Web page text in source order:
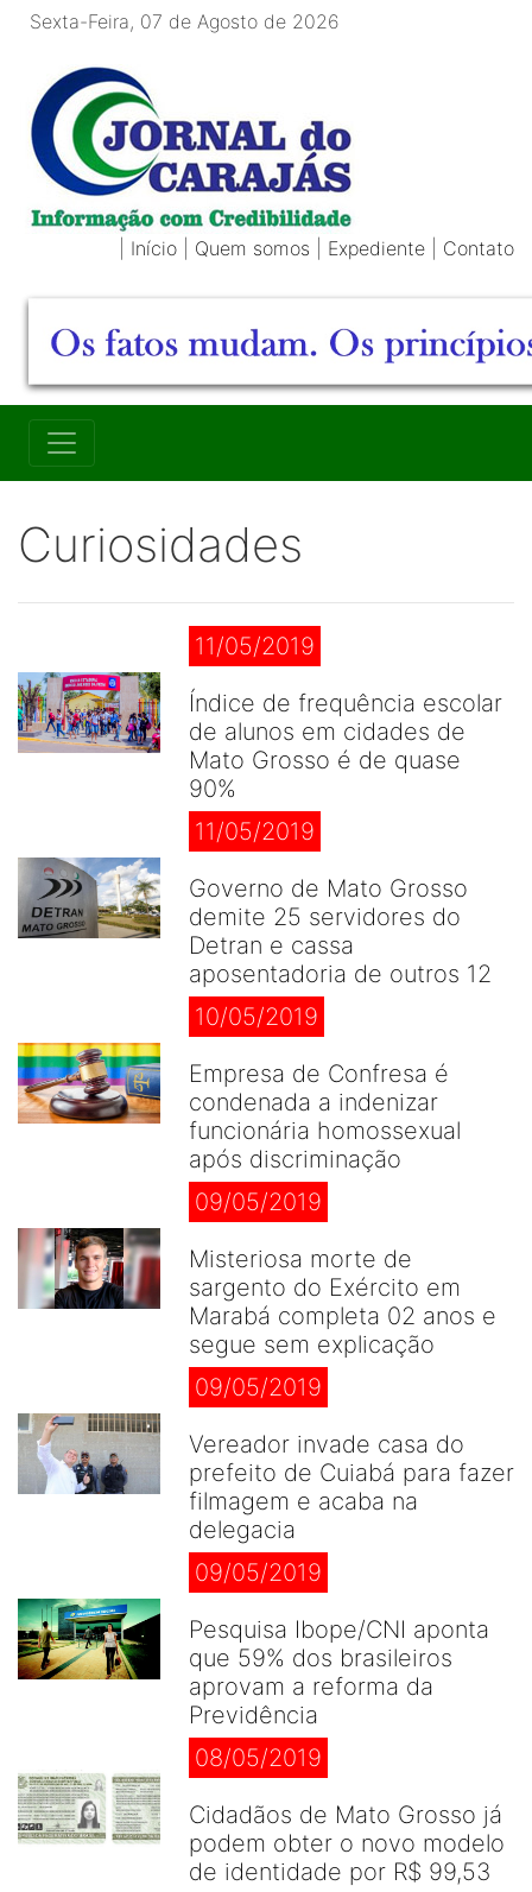
Sexta-Feira, 07 de Agosto de 2026
Início Quem somos Expediente Contato
Curiosidades
11/05/2019
Índice de frequência escolar
de alunos em cidades de
Mato Grosso é de quase
90%
11/05/2019
Governo de Mato Grosso
demite 25 servidores do
Detran e cassa
aposentadoria de outros 12
10/05/2019
Empresa de Confresa é
condenada a indenizar
funcionária homossexual
após discriminação
09/05/2019
Misteriosa morte de
sargento do Exército em
Marabá completa 02 anos e
segue sem explicação
09/05/2019
Vereador invade casa do
prefeito de Cuiabá para fazer
filmagem e acaba na
delegacia
09/05/2019
Pesquisa Ibope/CNI aponta
que 59% dos brasileiros
aprovam a reforma da
Previdência
08/05/2019
Cidadãos de Mato Grosso já
podem obter o novo modelo
de identidade por R$ 99,53